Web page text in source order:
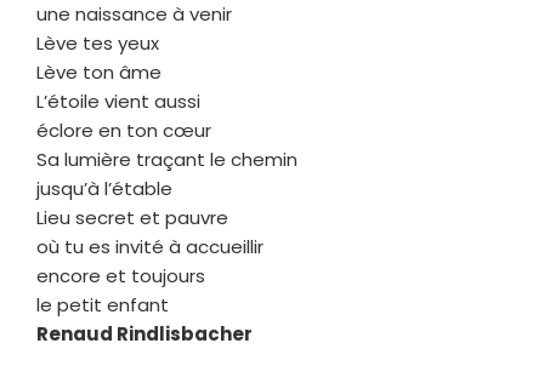
une naissance à venir
Lève tes yeux
Lève ton âme
L’étoile vient aussi
éclore en ton cœur
Sa lumière traçant le chemin
jusqu’à l’étable
Lieu secret et pauvre
où tu es invité à accueillir
encore et toujours
le petit enfant
Renaud Rindlisbacher